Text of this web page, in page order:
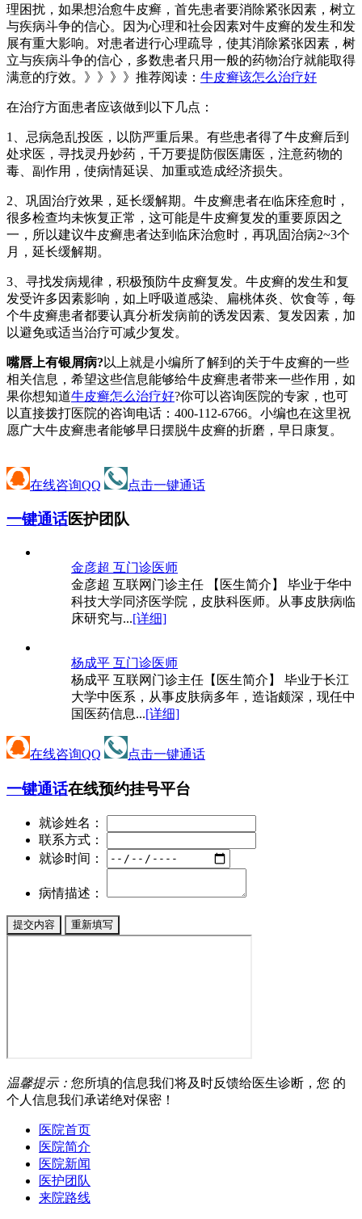
理困扰，如果想治愈牛皮癣，首先患者要消除紧张因素，树立
与疾病斗争的信心。因为心理和社会因素对牛皮癣的发生和发
展有重大影响。对患者进行心理疏导，使其消除紧张因素，树
立与疾病斗争的信心，多数患者只用一般的药物治疗就能取得
满意的疗效。》》》》推荐阅读： 牛皮癣该怎么治疗好
在治疗方面患者应该做到以下几点：
1、忌病急乱投医，以防严重后果。有些患者得了牛皮癣后到
处求医，寻找灵丹妙药，千万要提防假医庸医，注意药物的
毒、副作用，使病情延误、加重或造成经济损失。
2、巩固治疗效果，延长缓解期。牛皮癣患者在临床痊愈时，
很多检查均未恢复正常，这可能是牛皮癣复发的重要原因之
一，所以建议牛皮癣患者达到临床治愈时，再巩固治病2~3个
月，延长缓解期。
3、寻找发病规律，积极预防牛皮癣复发。牛皮癣的发生和复
发受许多因素影响，如上呼吸道感染、扁桃体炎、饮食等，每
个牛皮癣患者都要认真分析发病前的诱发因素、复发因素，加
以避免或适当治疗可减少复发。
嘴唇上有银屑病? 以上就是小编所了解到的关于牛皮癣的一些
相关信息，希望这些信息能够给牛皮癣患者带来一些作用，如
果你想知道牛皮癣怎么治疗好?你可以咨询医院的专家，也可
以直接拨打医院的咨询电话：400-112-6766。小编也在这里祝
愿广大牛皮癣患者能够早日摆脱牛皮癣的折磨，早日康复。
在线咨询QQ 点击一键通话
一键通话医护团队
金彦超 互门诊医师
金彦超 互联网门诊主任 【医生简介】 毕业于华中
科技大学同济医学院，皮肤科医师。从事皮肤病临
床研究与...[详细]
杨成平 互门诊医师
杨成平 互联网门诊主任【医生简介】 毕业于长江
大学中医系，从事皮肤病多年，造诣颇深，现任中
国医药信息...[详细]
在线咨询QQ 点击一键通话
一键通话在线预约挂号平台
就诊姓名：
联系方式：
就诊时间：
病情描述：
温馨提示： 您所填的信息我们将及时反馈给医生诊断，您 的
个人信息我们承诺绝对保密！
医院首页
医院简介
医院新闻
医护团队
来院路线